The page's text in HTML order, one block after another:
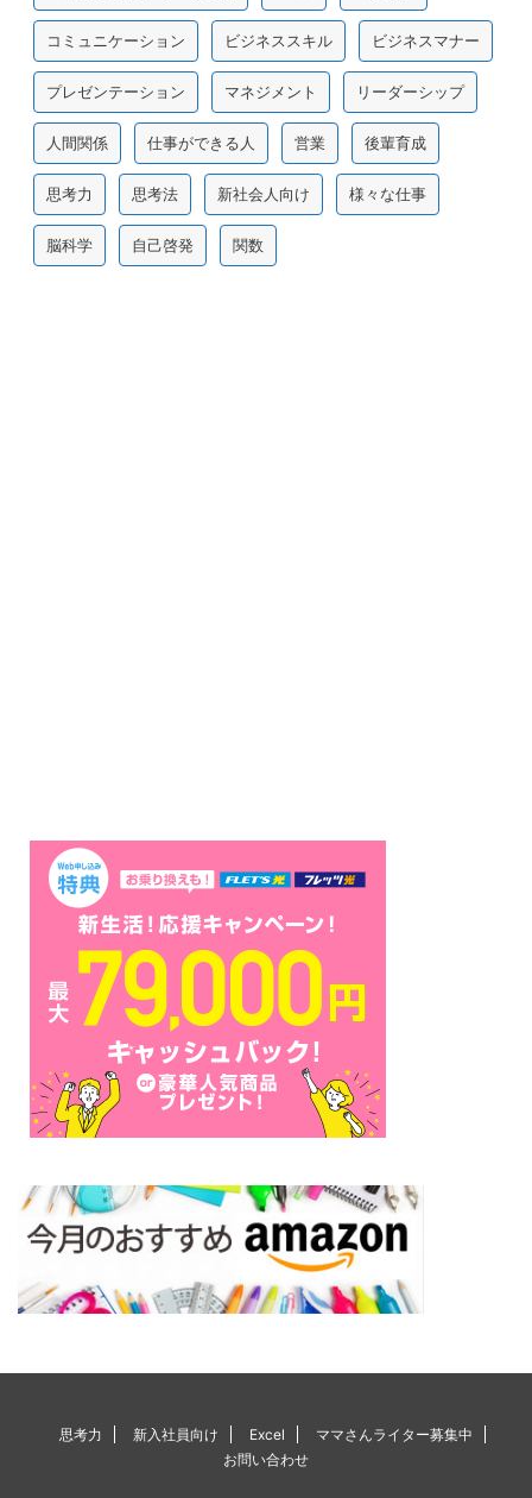
コミュニケーション ビジネススキル ビジネスマナー
プレゼンテーション マネジメント リーダーシップ
人間関係 仕事ができる人 営業 後輩育成
思考力 思考法 新社会人向け 様々な仕事
脳科学 自己啓発 関数
思考力 新入社員向け Excel
ママさんライター募集中
お問い合わせ